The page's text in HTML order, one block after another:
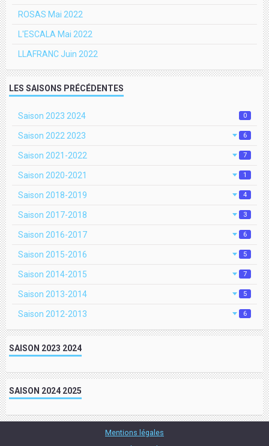
ROSAS Mai 2022
L'ESCALA Mai 2022
LLAFRANC Juin 2022
LES SAISONS PRÉCÉDENTES
Saison 2023 2024 0
Saison 2022 2023 6
Saison 2021-2022 7
Saison 2020-2021 1
Saison 2018-2019 4
Saison 2017-2018 3
Saison 2016-2017 6
Saison 2015-2016 5
Saison 2014-2015 7
Saison 2013-2014 5
Saison 2012-2013 6
SAISON 2023 2024
SAISON 2024 2025
Mentions légales